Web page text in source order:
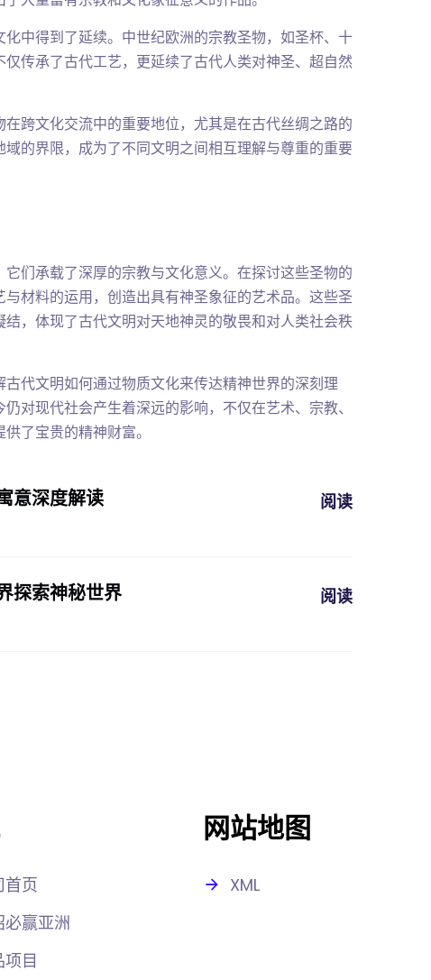
中得到了延续。中世纪欧洲的宗教圣物，如圣杯、十
传承了古代工艺，更延续了古代人类对神圣、超自然
跨文化交流中的重要地位，尤其是在古代丝绸之路的
的界限，成为了不同文明之间相互理解与尊重的重要
们承载了深厚的宗教与文化意义。在探讨这些圣物的
材料的运用，创造出具有神圣象征的艺术品。这些圣
，体现了古代文明对天地神灵的敬畏和对人类社会秩
代文明如何通过物质文化来传达精神世界的深刻理
对现代社会产生着深远的影响，不仅在艺术、宗教、
了宝贵的精神财富。
意深度解读 阅读
探索神秘世界 阅读
首页
必赢亚洲
目
网站地图
XML